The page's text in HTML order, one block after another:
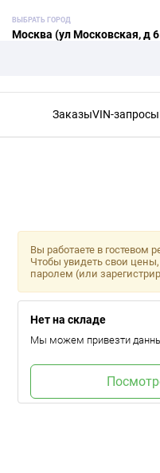
ВЫБРАТЬ ГОРОД
Москва (ул Московская, д 6
ЗаказыVIN-запросы
Вы работаете в
Чтобы увидеть свои
паролем (или
Нет на складе
Мы можем привезти